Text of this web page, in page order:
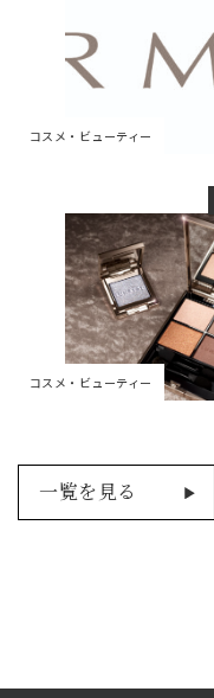
コスメ・ビューティー
コスメ・ビューティー
一覧を見る